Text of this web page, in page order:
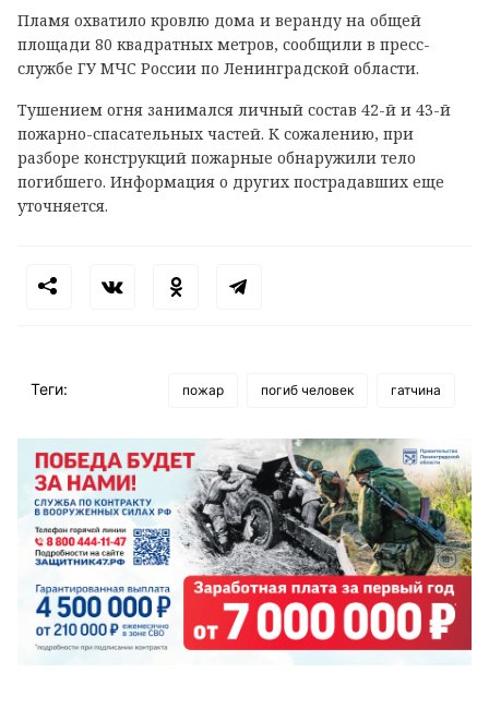
Пламя охватило кровлю дома и веранду на общей
площади 80 квадратных метров, сообщили в пресс-
службе ГУ МЧС России по Ленинградской области.
Тушением огня занимался личный состав 42-й и 43-й
пожарно-спасательных частей. К сожалению, при
разборе конструкций пожарные обнаружили тело
погибшего. Информация о других пострадавших еще
уточняется.
Теги: пожар погиб человек гатчина